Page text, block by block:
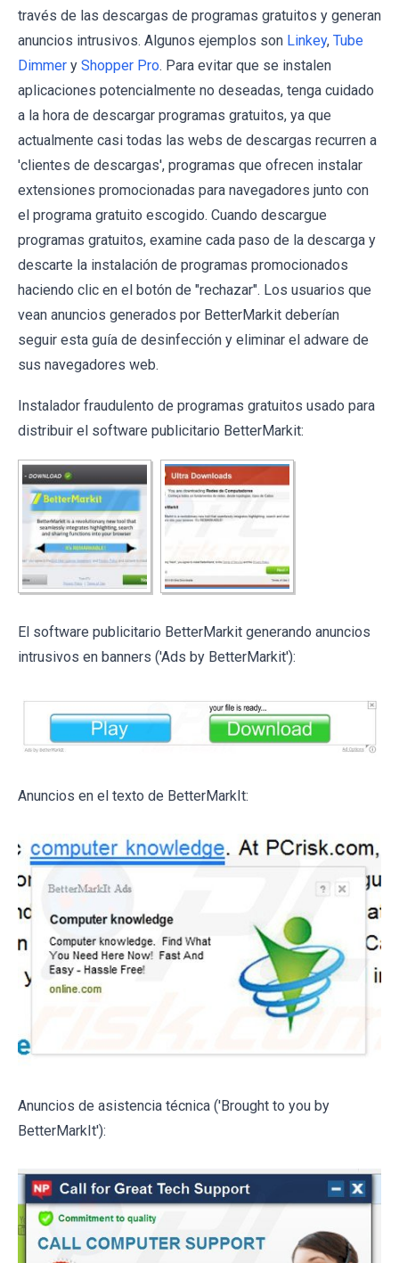
través de las descargas de programas gratuitos y generan
anuncios intrusivos. Algunos ejemplos son Linkey, Tube
Dimmer y Shopper Pro. Para evitar que se instalen
aplicaciones potencialmente no deseadas, tenga cuidado
a la hora de descargar programas gratuitos, ya que
actualmente casi todas las webs de descargas recurren a
'clientes de descargas', programas que ofrecen instalar
extensiones promocionadas para navegadores junto con
el programa gratuito escogido. Cuando descargue
programas gratuitos, examine cada paso de la descarga y
descarte la instalación de programas promocionados
haciendo clic en el botón de "rechazar". Los usuarios que
vean anuncios generados por BetterMarkit deberían
seguir esta guía de desinfección y eliminar el adware de
sus navegadores web.
Instalador fraudulento de programas gratuitos usado para
distribuir el software publicitario BetterMarkit:
El software publicitario BetterMarkit generando anuncios
intrusivos en banners ('Ads by BetterMarkit'):
Anuncios en el texto de BetterMarkIt:
Anuncios de asistencia técnica ('Brought to you by
BetterMarkIt'):